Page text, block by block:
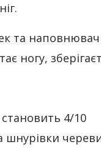
та наповнювач
ногу,
4/10